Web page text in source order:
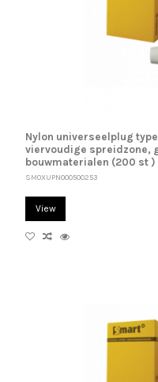
Nylon universeelplug
viervoudige spreidzone,
bouwmaterialen (200 st )
SM0XUPN000500253
View